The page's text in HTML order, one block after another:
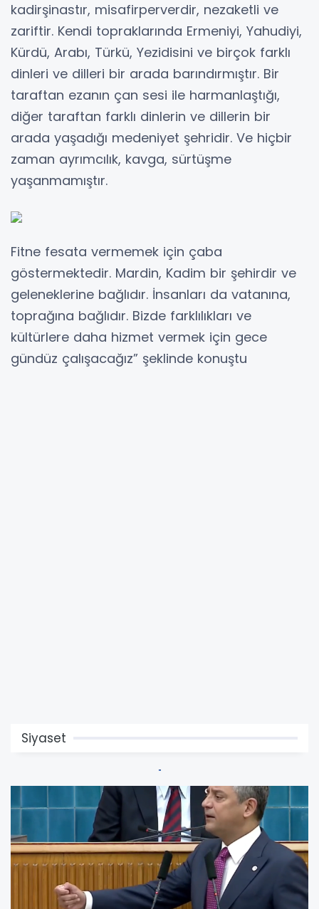
kadirşinastır, misafirperverdir, nezaketli ve
zariftir. Kendi topraklarında Ermeniyi, Yahudiyi,
Kürdü, Arabı, Türkü, Yezidisini ve birçok farklı
dinleri ve dilleri bir arada barındırmıştır. Bir
taraftan ezanın çan sesi ile harmanlaştığı,
diğer taraftan farklı dinlerin ve dillerin bir
arada yaşadığı medeniyet şehridir. Ve hiçbir
zaman ayrımcılık, kavga, sürtüşme
yaşanmamıştır.
Fitne fesata vermemek için çaba
göstermektedir. Mardin, Kadim bir şehirdir ve
geleneklerine bağlıdır. İnsanları da vatanına,
toprağına bağlıdır. Bizde farklılıkları ve
kültürlere daha hizmet vermek için gece
gündüz çalışacağız” şeklinde konuştu
Siyaset